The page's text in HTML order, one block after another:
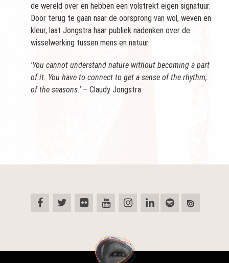
de wereld over en hebben een volstrekt eigen signatuur.
Door terug te gaan naar de oorsprong van wol, weven en
kleur, laat Jongstra haar publiek nadenken over de
wisselwerking tussen mens en natuur.
'You cannot understand nature without becoming a part
of it. You have to connect to get a sense of the rhythm,
of the seasons.' – Claudy Jongstra